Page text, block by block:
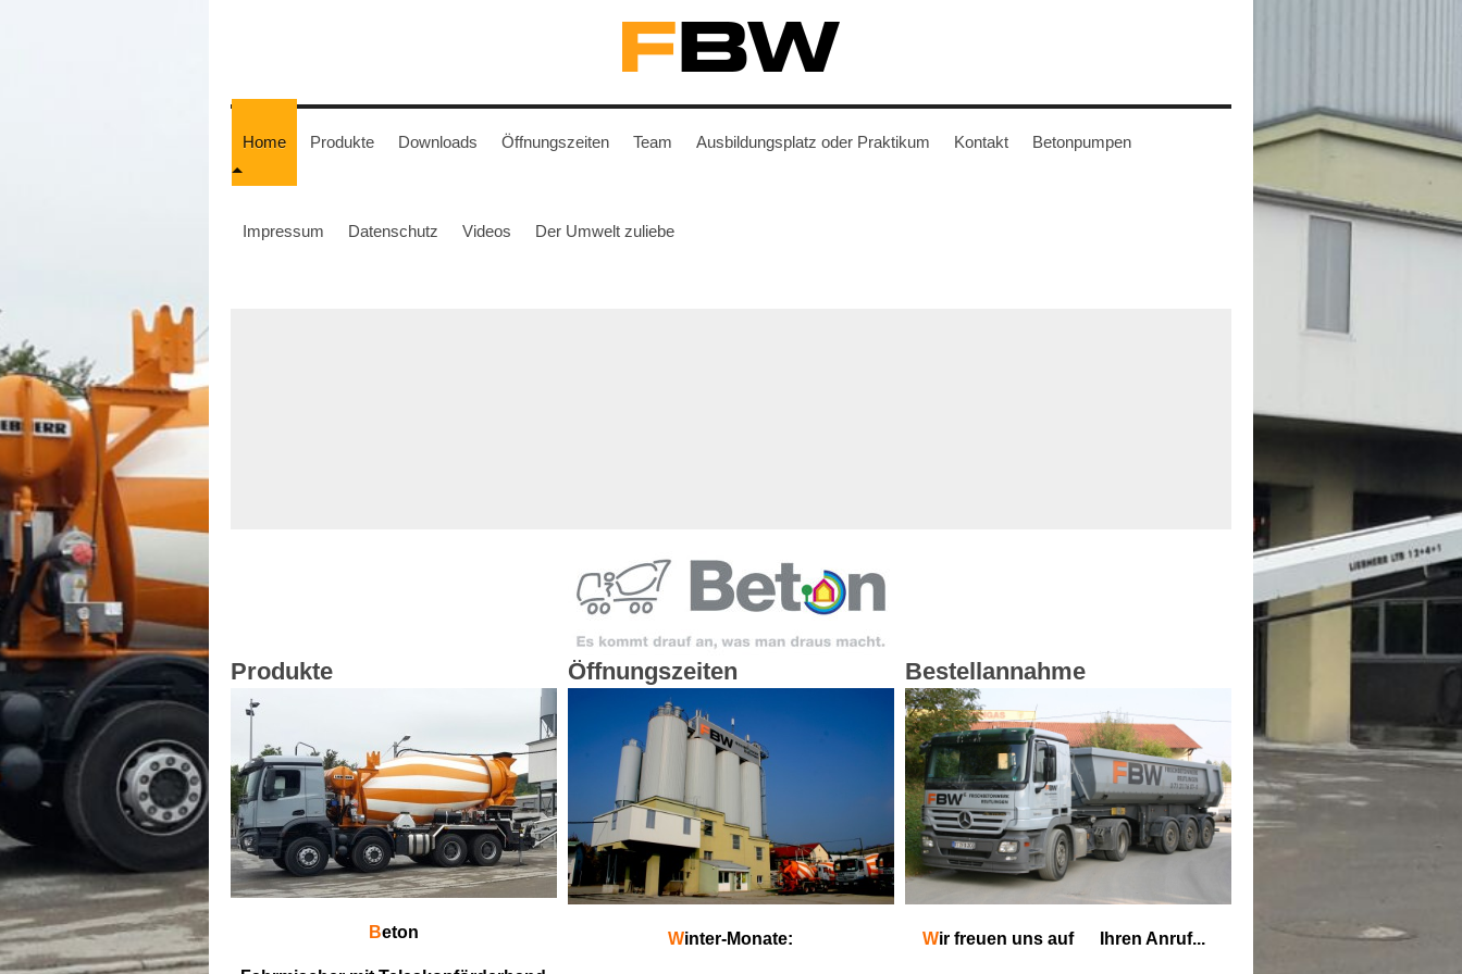
Home Produkte Downloads Öffnungszeiten Team Ausbildungsplatz oder Praktikum Kontakt Betonpumpen
Impressum Datenschutz Videos Der Umwelt zuliebe
Produkte
Beton
Öffnungszeiten
Winter-Monate:
Bestellannahme
Wir freuen uns auf Ihren Anruf...